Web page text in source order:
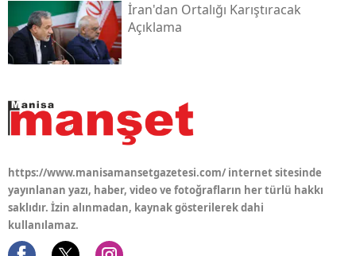
İran'dan Ortalığı Karıştıracak
Açıklama
https://www.manisamansetgazetesi.com/ internet sitesinde
yayınlanan yazı, haber, video ve fotoğrafların her türlü hakkı
saklıdır. İzin alınmadan, kaynak gösterilerek dahi
kullanılamaz.